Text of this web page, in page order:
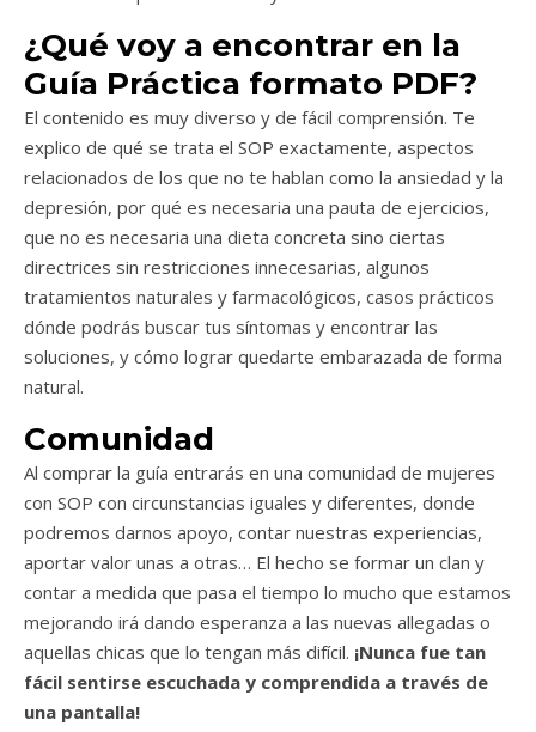
¿Qué voy a encontrar en la
Guía Práctica formato PDF?
El contenido es muy diverso y de fácil comprensión. Te
explico de qué se trata el SOP exactamente, aspectos
relacionados de los que no te hablan como la ansiedad y la
depresión, por qué es necesaria una pauta de ejercicios,
que no es necesaria una dieta concreta sino ciertas
directrices sin restricciones innecesarias, algunos
tratamientos naturales y farmacológicos, casos prácticos
dónde podrás buscar tus síntomas y encontrar las
soluciones, y cómo lograr quedarte embarazada de forma
natural.
Comunidad
Al comprar la guía entrarás en una comunidad de mujeres
con SOP con circunstancias iguales y diferentes, donde
podremos darnos apoyo, contar nuestras experiencias,
aportar valor unas a otras… El hecho se formar un clan y
contar a medida que pasa el tiempo lo mucho que estamos
mejorando irá dando esperanza a las nuevas allegadas o
aquellas chicas que lo tengan más difícil. ¡Nunca fue tan
fácil sentirse escuchada y comprendida a través de
una pantalla!